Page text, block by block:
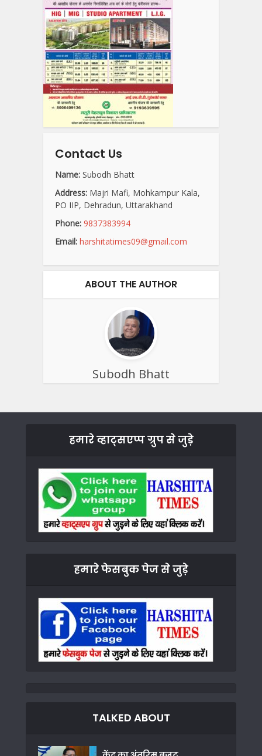
Contact Us
Name: Subodh Bhatt
Address: Majri Mafi, Mohkampur Kala,
PO IIP, Dehradun, Uttarakhand
Phone: 9837383994
Email: harshitatimes09@gmail.com
ABOUT THE AUTHOR
Subodh Bhatt
हमारे व्हाट्सएप्प ग्रुप से जुड़े
हमारे फेसबुक पेज से जुड़े
TALKED ABOUT